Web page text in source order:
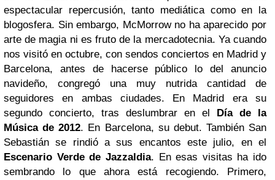
espectacular repercusión, tanto mediática como en la
blogosfera. Sin embargo, McMorrow no ha aparecido por
arte de magia ni es fruto de la mercadotecnia. Ya cuando
nos visitó en octubre, con sendos conciertos en Madrid y
Barcelona, antes de hacerse público lo del anuncio
navideño, congregó una muy nutrida cantidad de
seguidores en ambas ciudades. En Madrid era su
segundo concierto, tras deslumbrar en el
Día de la
Música de 2012. En Barcelona, su debut. También San
Sebastián se rindió a sus encantos este julio, en el
Escenario Verde de Jazzaldia. En esas visitas ha ido
sembrando lo que ahora está recogiendo. Primero,